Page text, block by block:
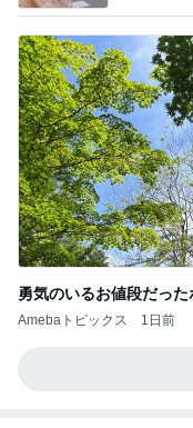
勇気のいるお値段だっ
Amebaトピックス 1日前
假屋崎省
Amebaトピ
田舎のクソ